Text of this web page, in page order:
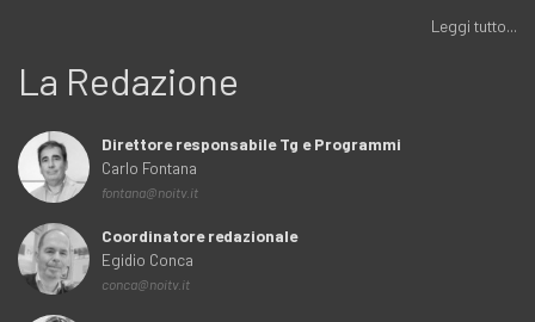
Leggi tutto...
La Redazione
Direttore responsabile Tg e Programmi
Carlo Fontana
fontana@noitv.it
Coordinatore redazionale
Egidio Conca
conca@noitv.it